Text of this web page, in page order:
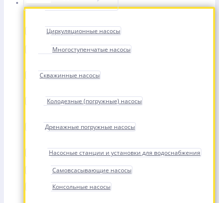
Циркуляционные насосы
Многоступенчатые насосы
Скважинные насосы
Колодезные (погружные) насосы
Дренажные погружные насосы
Насосные станции и установки для водоснабжения
Самовсасывающие насосы
Консольные насосы